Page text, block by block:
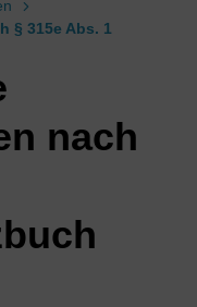
§ 315e Abs. 1
nach